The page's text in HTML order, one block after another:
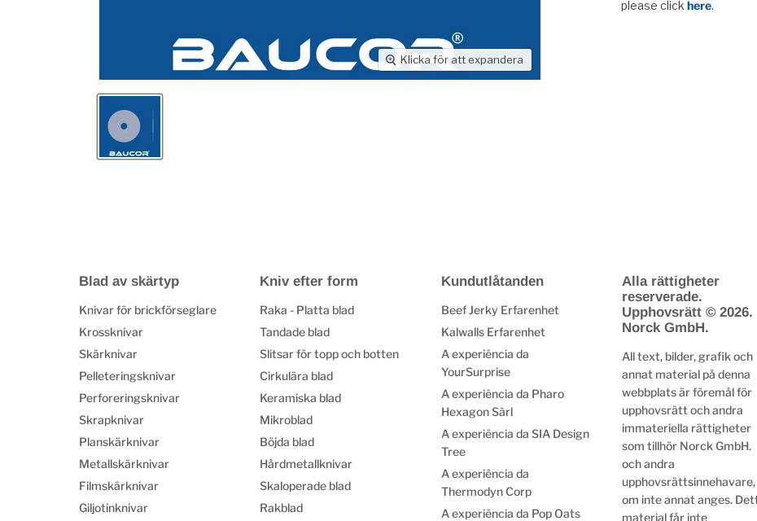
Klicka för att expandera
please click here.
Blad av skärtyp
Knivar för brickförseglare
Krossknivar
Skärknivar
Pelleteringsknivar
Perforeringsknivar
Skrapknivar
Planskärknivar
Metallskärknivar
Filmskärknivar
Giljotinknivar
Kniv efter form
Raka - Platta blad
Tandade blad
Slitsar för topp och botten
Cirkulära blad
Keramiska blad
Mikroblad
Böjda blad
Hårdmetallknivar
Skaloperade blad
Rakblad
Kundutlåtanden
Beef Jerky Erfarenhet
Kalwalls Erfarenhet
A experiência da
YourSurprise
A experiência da Pharo
Hexagon Sàrl
A experiência da SIA Design
Tree
A experiência da
Thermodyn Corp
A experiência da Pop Oats
Alla rättigheter
reserverade.
Upphovsrätt © 2026.
Norck GmbH.
All text, bilder, grafik och
annat material på denna
webbplats är föremål för
upphovsrätt och andra
immateriella rättigheter
som tillhör Norck GmbH.
och andra
upphovsrättsinnehavare,
om inte annat anges.
material får inte